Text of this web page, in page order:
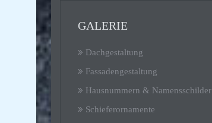
GALERIE
Dachgestaltung
Fassadengestaltung
Hausnummern & Namensschilder
Schieferornamente